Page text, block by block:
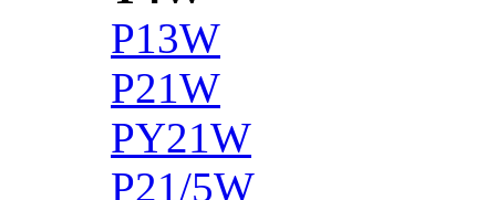
P13W
P21W
PY21W
P21/5W